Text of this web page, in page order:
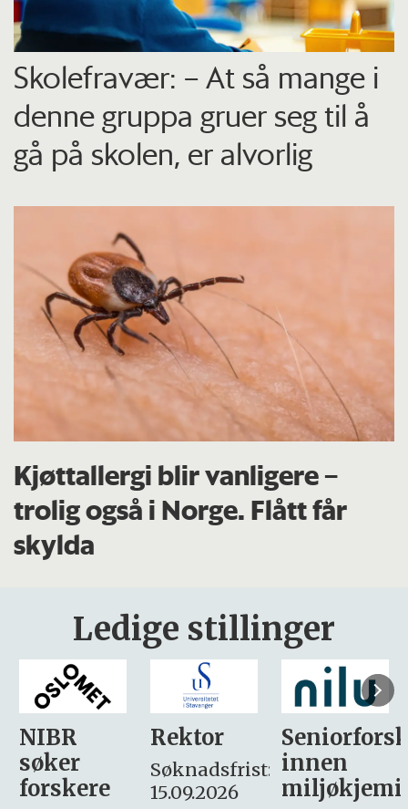
Skolefravær: – At så mange i
denne gruppa gruer seg til å
gå på skolen, er alvorlig
Kjøttallergi blir vanligere –
trolig også i Norge. Flått får
skylda
Ledige stillinger
Rektor
Søknadsfrist:
15.09.2026
Seniorforsker
innen
miljøkjemi
søker